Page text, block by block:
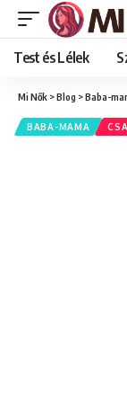
Test és Lélek
Mi Nők >Blog >Baba-
BABA-MAMA